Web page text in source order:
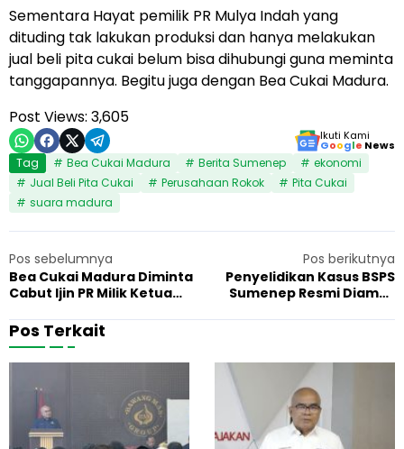
Sementara Hayat pemilik PR Mulya Indah yang
dituding tak lakukan produksi dan hanya melakukan
jual beli pita cukai belum bisa dihubungi guna meminta
tanggapannya. Begitu juga dengan Bea Cukai Madura.
Post Views: 3,605
Ikuti Kami
Google News
Tag Bea Cukai Madura Berita Sumenep
ekonomi
Jual Beli Pita Cukai
Perusahaan Rokok
Pita Cukai
suara madura
Pos sebelumnya
Bea Cukai Madura Diminta
Cabut Ijin PR Milik Ketua
Pos berikutnya
Penyelidikan Kasus BSPS
Sumenep Resmi Diambil
Pos Terkait
Ekonomi
7 Januari 2026